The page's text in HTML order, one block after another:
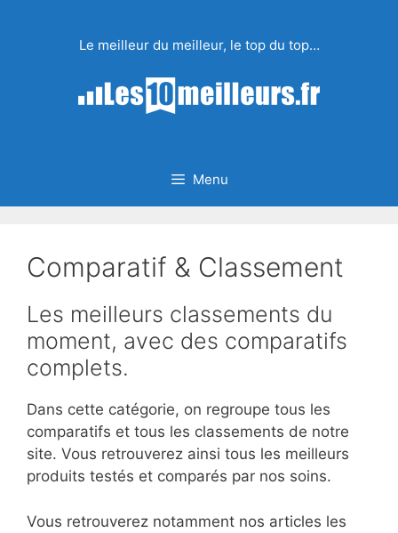
Le meilleur du meilleur, le top du top…
Menu
Comparatif & Classement
Les meilleurs classements du
moment, avec des comparatifs
complets.
Dans cette catégorie, on regroupe tous les
comparatifs et tous les classements de notre
site. Vous retrouverez ainsi tous les meilleurs
produits testés et comparés par nos soins.
Vous retrouverez notamment nos articles les